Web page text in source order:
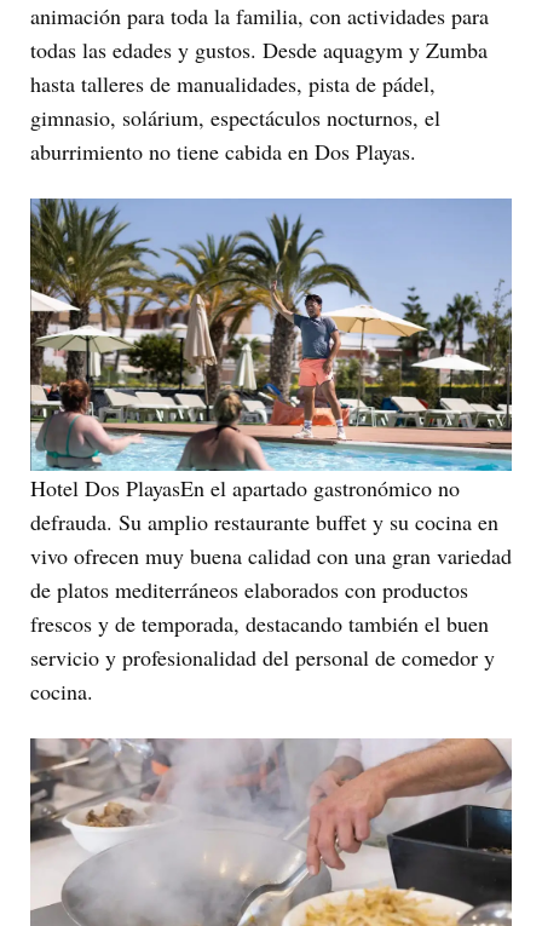
animación para toda la familia, con actividades para
todas las edades y gustos. Desde aquagym y Zumba
hasta talleres de manualidades, pista de pádel,
gimnasio, solárium, espectáculos nocturnos, el
aburrimiento no tiene cabida en Dos Playas.
Hotel Dos PlayasEn el apartado gastronómico no
defrauda. Su amplio restaurante buffet y su cocina en
vivo ofrecen muy buena calidad con una gran variedad
de platos mediterráneos elaborados con productos
frescos y de temporada, destacando también el buen
servicio y profesionalidad del personal de comedor y
cocina.